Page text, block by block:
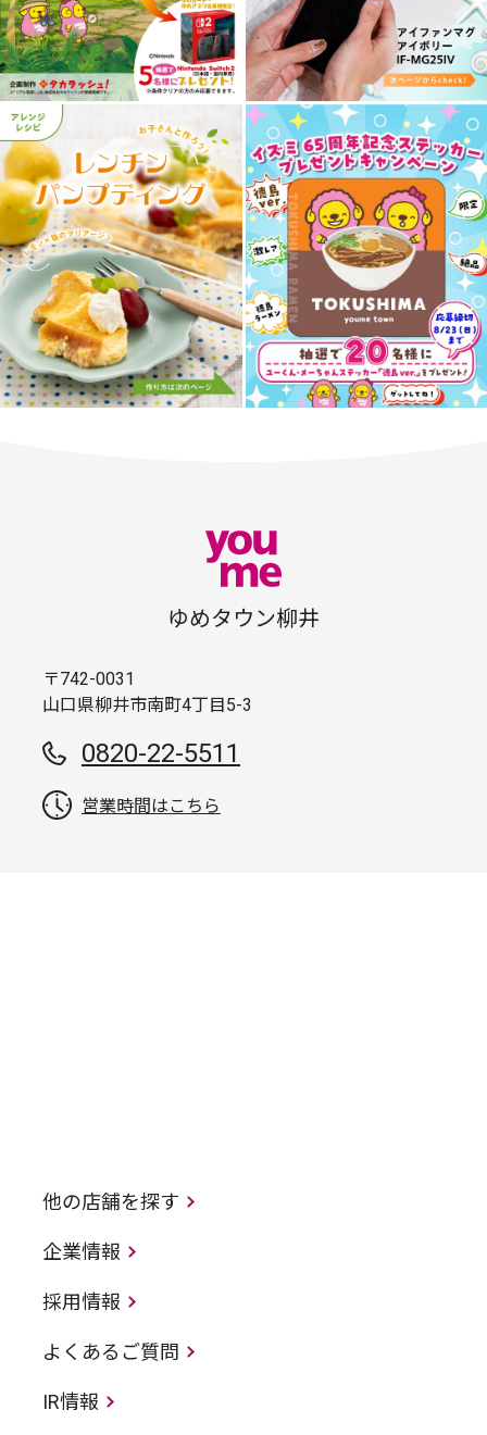
ゆめタウン柳井
〒742-0031
山口県柳井市南町4丁目5-3
0820-22-5511
営業時間はこちら
他の店舗を探す
企業情報
採用情報
よくあるご質問
IR情報